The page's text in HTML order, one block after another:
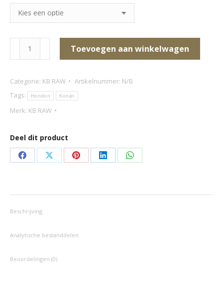
MIX
Eend
aantal
Toevoegen aan winkelwagen
Categorie: KB RAW Artikelnummer: N/B
Tags:
Honden Konijn
Merk: KB RAW
Deel dit product
Deel
Facebook
Deel
X
Deel
Pinterest
Deel
LinkedIn
Deel
WhatsApp
Beschrijving
Analytische bestanddelen
Beoordelingen (0)